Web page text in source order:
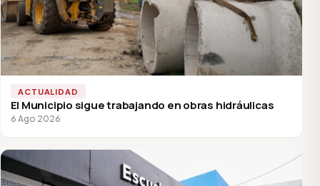
ACTUALIDAD
El Municipio sigue trabajando en obras hidráulicas
6 Ago 2026